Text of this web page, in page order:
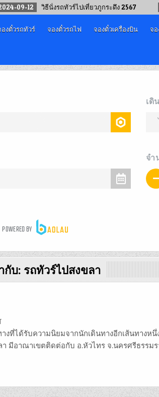
09-12 วิธีนั่งรถทัวร์ไปเที่ยวภูกระดึง 2567
งตั๋วรถทัวร์ จองตั๋วรถไฟ จองตั๋วเครื่องบิน จอ
กับ: รถทัวร์ไปสงขลา
ON
ตั๋ว
รถ
ทัวร์
กรุงเทพ-
างที่ได้รับความนิยมจากนักเดินทางอีกเส้นทางห
า มีอาณาเขตติดต่อกับ อ.หัวไทร จ.นครศรีธรรม